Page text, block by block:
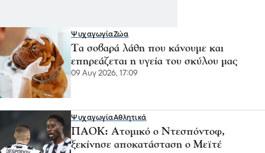
ΨυχαγωγίαΖώα
Τα σοβαρά λάθη που κάνουμε και
επηρεάζεται η υγεία του σκύλου μας
09 Αυγ 2026, 17:09
ΨυχαγωγίαΑθλητικά
ΠΑΟΚ: Ατομικό ο Ντεσπόντοφ,
ξεκίνησε αποκατάσταση ο Μεϊτέ